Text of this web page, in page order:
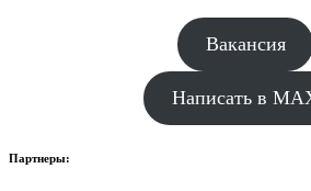
Вакансия
Написать в
Партнеры: